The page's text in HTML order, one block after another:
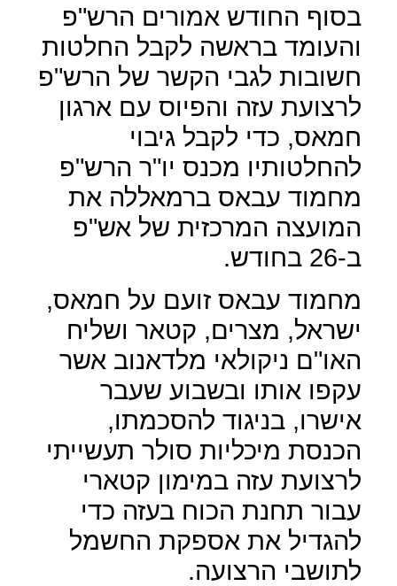
בסוף החודש אמורים הרש"פ
והעומד בראשה לקבל החלטות
חשובות לגבי הקשר של הרש"פ
לרצועת עזה והפיוס עם ארגון
חמאס, כדי לקבל גיבוי
להחלטותיו מכנס יו"ר הרש"פ
מחמוד עבאס ברמאללה את
המועצה המרכזית של אש"פ
ב-26 בחודש.
מחמוד עבאס זועם על חמאס,
ישראל, מצרים, קטאר ושליח
האו"ם ניקולאי מלדאנוב אשר
עקפו אותו ובשבוע שעבר
אישרו, בניגוד להסכמתו,
הכנסת מיכליות סולר תעשייתי
לרצועת עזה במימון קטארי
עבור תחנת הכוח בעזה כדי
להגדיל את אספקת החשמל
לתושבי הרצועה.